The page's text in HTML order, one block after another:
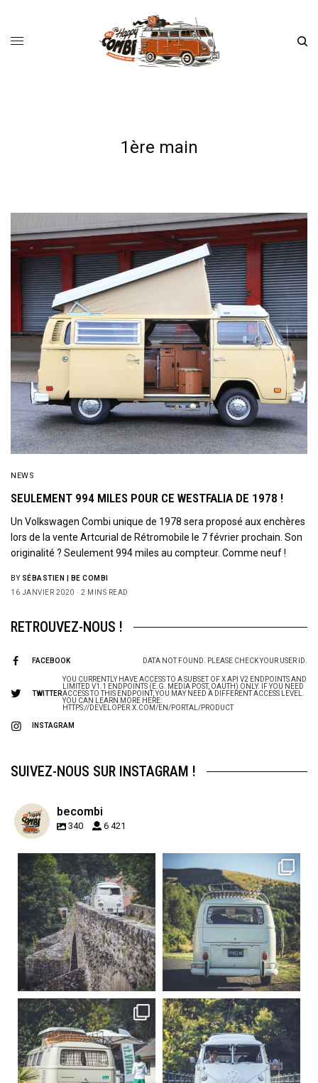
1ère main
NEWS
SEULEMENT 994 MILES POUR CE WESTFALIA DE 1978 !
Un Volkswagen Combi unique de 1978 sera proposé aux enchères
lors de la vente Artcurial de Rétromobile le 7 février prochain. Son
originalité ? Seulement 994 miles au compteur. Comme neuf !
BY SÉBASTIEN | BE COMBI
16 JANVIER 2020
2 MINS READ
RETROUVEZ-NOUS !
FACEBOOK DATA NOT FOUND. PLEASE CHECK YOUR USER ID.
TWITTER
YOU CURRENTLY HAVE ACCESS TO A SUBSET OF X API V2 ENDPOINTS AND
LIMITED V1.1 ENDPOINTS (E.G. MEDIA POST, OAUTH) ONLY. IF YOU NEED
ACCESS TO THIS ENDPOINT, YOU MAY NEED A DIFFERENT ACCESS LEVEL.
YOU CAN LEARN MORE HERE:
HTTPS://DEVELOPER.X.COM/EN/PORTAL/PRODUCT
INSTAGRAM
SUIVEZ-NOUS SUR INSTAGRAM !
becombi
340 6 421
becombi
Sep 15
219
3
Sep 12
216
3
becombi becombi